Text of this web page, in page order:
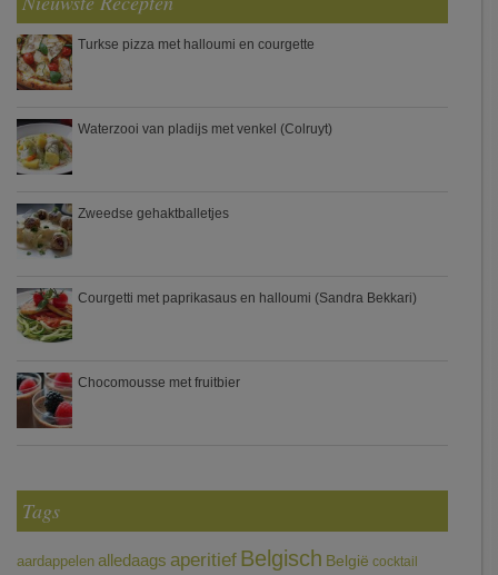
Turkse pizza met halloumi en courgette
Waterzooi van pladijs met venkel (Colruyt)
Zweedse gehaktballetjes
Courgetti met paprikasaus en halloumi (Sandra Bekkari)
Chocomousse met fruitbier
Tags
aardappelen alledaags aperitief Belgisch België cocktail